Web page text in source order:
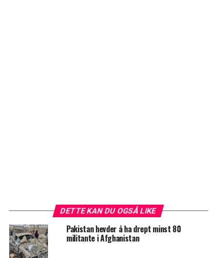
DETTE KAN DU OGSÅ LIKE
Pakistan hevder å ha drept minst 80
militante i Afghanistan